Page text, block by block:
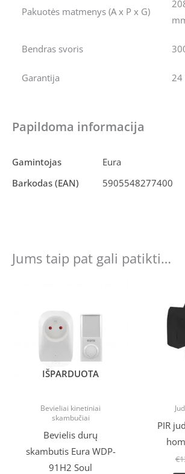
Pakuotės matmenys (A x P x G)
Bendras svoris
Garantija 24
Papildoma informacija
Gamintojas
Eura
Barkodas (EAN)
5905548277400
Jums taip pat gali patikti…
IŠPARDUOTA
Bevieliai kinetiniai
skambučiai
Bevielis durų
skambutis Eura WDP-
91H2 Soul
PIR
€